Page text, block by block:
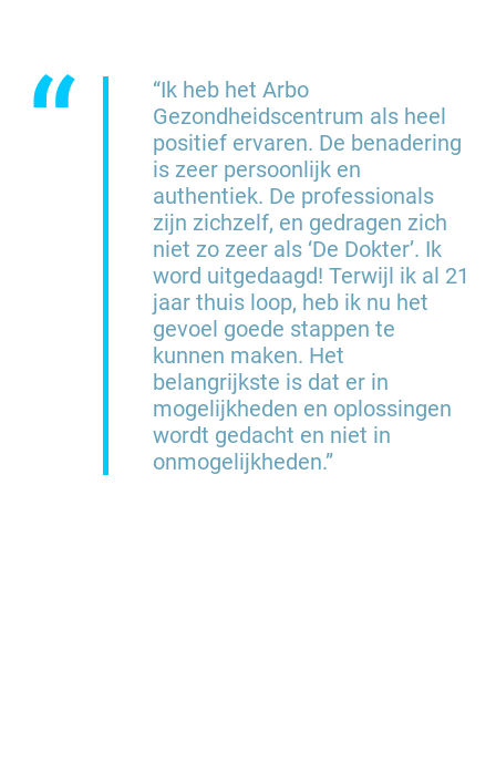
“
“Ik heb het Arbo
Gezondheidscentrum als heel
positief ervaren. De benadering
is zeer persoonlijk en
authentiek. De professionals
zijn zichzelf, en gedragen zich
niet zo zeer als ‘De Dokter’. Ik
word uitgedaagd! Terwijl ik al 21
jaar thuis loop, heb ik nu het
gevoel goede stappen te
kunnen maken. Het
belangrijkste is dat er in
mogelijkheden en oplossingen
wordt gedacht en niet in
onmogelijkheden.”